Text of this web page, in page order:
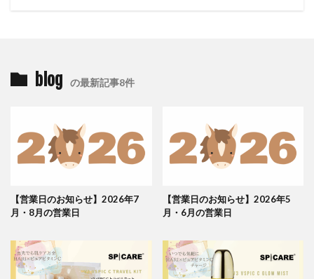
blog の最新記事8件
【営業日のお知らせ】2026年7
月・8月の営業日
【営業日のお知らせ】2026年5
月・6月の営業日